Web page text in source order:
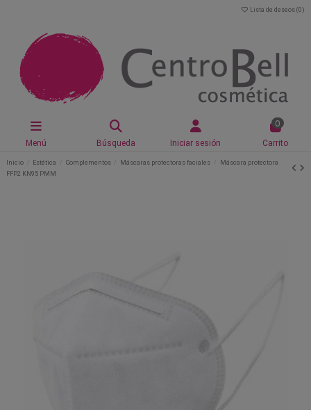
Lista de deseos (0 )
Menú Búsqueda Iniciar sesión
0
Carrito
Inicio Estética Complementos Máscaras protectoras faciales
Máscara protectora
FFP2 KN95 PMM